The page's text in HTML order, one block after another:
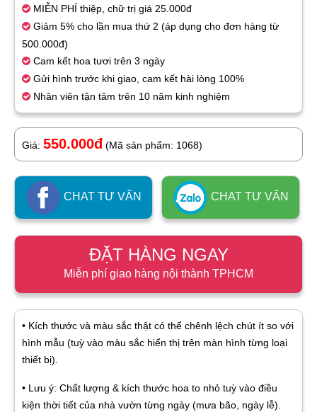
MIỄN PHÍ thiệp, chữ trị giá 25.000đ
Giảm 5% cho lần mua thứ 2 (áp dụng cho đơn hàng từ
500.000đ)
Cam kết hoa tươi trên 3 ngày
Gửi hình trước khi giao, cam kết hài lòng 100%
Nhân viên tận tâm trên 10 năm kinh nghiệm
Giá: 550.000đ (Mã sản phẩm: 1068)
CHAT TƯ VẤN CHAT TƯ VẤN
ĐẶT HÀNG NGAY
Miễn phí giao hàng nội thành TPHCM
• Kích thước và màu sắc thật có thể chênh lệch chút ít so với
hình mẫu (tuỳ vào màu sắc hiển thị trên màn hình từng loại
thiết bị).
• Lưu ý: Chất lượng & kích thước hoa to nhỏ tuỳ vào điều
kiện thời tiết của nhà vườn từng ngày (mưa bão, ngày lễ).